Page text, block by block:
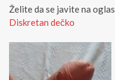
Želite da se javite na oglas
Diskretan dečko